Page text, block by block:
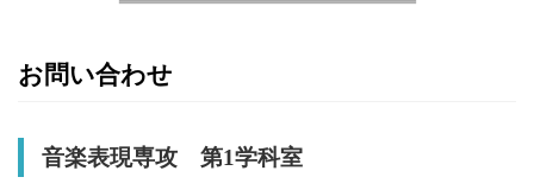
お問い合わせ
音楽表現専攻 第1学科室